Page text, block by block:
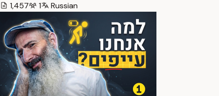
1,457
1 Russian